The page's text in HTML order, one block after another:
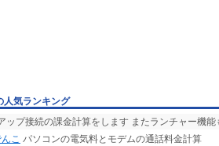
人気ランキング
ップ接続の課金計算をします またランチャー機能
こ パソコンの電気料とモデムの通話料金計算